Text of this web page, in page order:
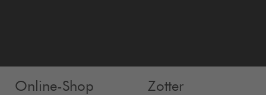
Online-Shop
Zotter